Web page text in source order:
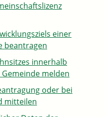
einer
beantragen
innerhalb
melden
oder bei
mitteilen